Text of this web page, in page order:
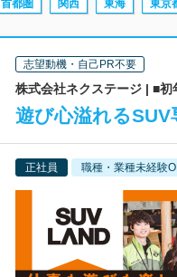
首都圏 関西 東海 東京
志望動機・自己PR不要
株式会社ネクステージ | ■
遊び心溢れるSUV
正社員 職種・業種未経験